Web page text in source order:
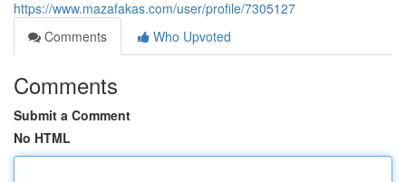
https://www.mazafakas.com/user/profile/7305127
Comments
Who Upvoted
Comments
Submit a Comment
No HTML